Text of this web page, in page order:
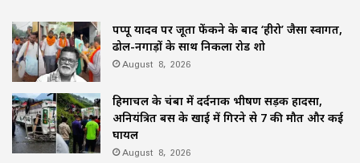
पप्पू यादव पर जूता फेंकने के बाद ‘हीरो’ जैसा स्वागत,
ढोल-नगाड़ों के साथ निकला रोड शो
August 8, 2026
हिमाचल के चंबा में दर्दनाक भीषण सड़क हादसा,
अनियंत्रित बस के खाई में गिरने से 7 की मौत और कई
घायल
August 8, 2026